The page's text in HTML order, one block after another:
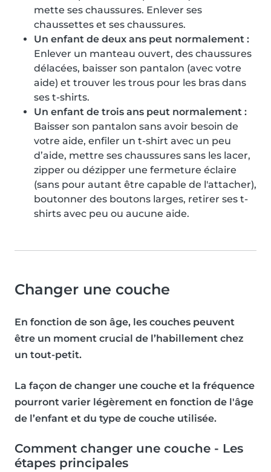
mette ses chaussures. Enlever ses
chaussettes et ses chaussures.
Un enfant de deux ans peut normalement :
Enlever un manteau ouvert, des chaussures
délacées, baisser son pantalon (avec votre
aide) et trouver les trous pour les bras dans
ses t-shirts.
Un enfant de trois ans peut normalement :
Baisser son pantalon sans avoir besoin de
votre aide, enfiler un t-shirt avec un peu
d’aide, mettre ses chaussures sans les lacer,
zipper ou dézipper une fermeture éclaire
(sans pour autant être capable de l'attacher),
boutonner des boutons larges, retirer ses t-
shirts avec peu ou aucune aide.
Changer une couche
En fonction de son âge, les couches peuvent
être un moment crucial de l’habillement chez
un tout-petit.
La façon de changer une couche et la fréquence
pourront varier légèrement en fonction de l'âge
de l’enfant et du type de couche utilisée.
Comment changer une couche - Les
étapes principales